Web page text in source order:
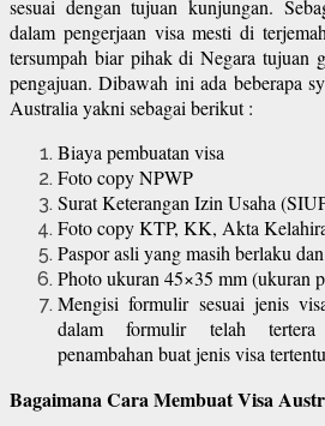
sesuai dengan tujuan kunjungan.
dalam pengerjaan visa mesti di
tersumpah biar pihak di Negara tujuan
pengajuan. Dibawah ini ada beberapa
Australia yakni sebagai berikut :
Biaya pembuatan visa
Foto copy NPWP
Surat Keterangan Izin Usaha
Foto copy KTP, KK, Akta
Paspor asli yang masih berlaku
Photo ukuran 45×35 mm (ukuran
Mengisi formulir sesuai jenis
dalam formulir telah tertera
penambahan buat jenis visa
Bagaimana Cara Membuat Visa